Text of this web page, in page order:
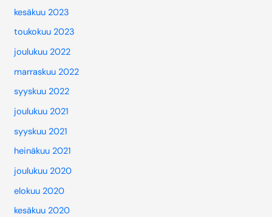
kesäkuu 2023
toukokuu 2023
joulukuu 2022
marraskuu 2022
syyskuu 2022
joulukuu 2021
syyskuu 2021
heinäkuu 2021
joulukuu 2020
elokuu 2020
kesäkuu 2020